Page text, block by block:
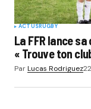
ACTUSRUGBY
La FFR lance
« Trouve ton
ParLucas Rodriguez